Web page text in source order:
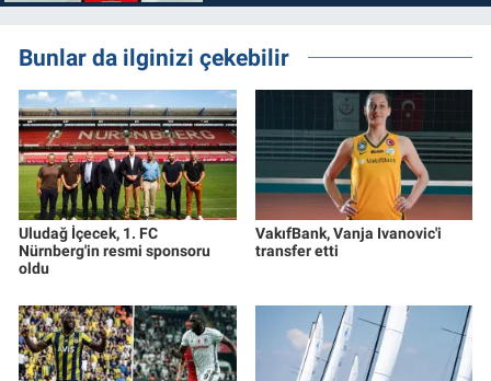
Bunlar da ilginizi çekebilir
Uludağ İçecek, 1. FC
Nürnberg'in resmi sponsoru
oldu
VakıfBank, Vanja Ivanovic'i
transfer etti